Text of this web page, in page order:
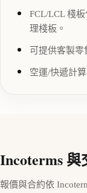
FCL/LCL 棧
理棧板。
可提供客製零
空運/快遞計
Incoterms 與
報價與合約依